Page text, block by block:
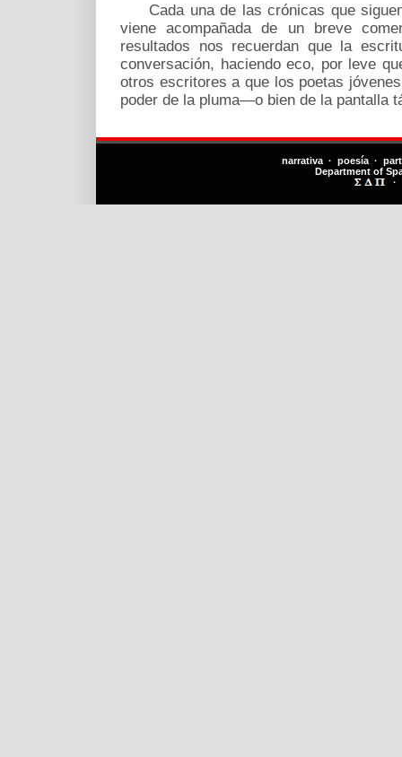
Cada una de las crónicas que
viene acompañada de un breve
resultados nos recuerdan que la
conversación, haciendo eco, por leve
otros escritores a que los poetas
poder de la pluma—o bien de la pantalla
narrativa · poesía ·
Department of
·